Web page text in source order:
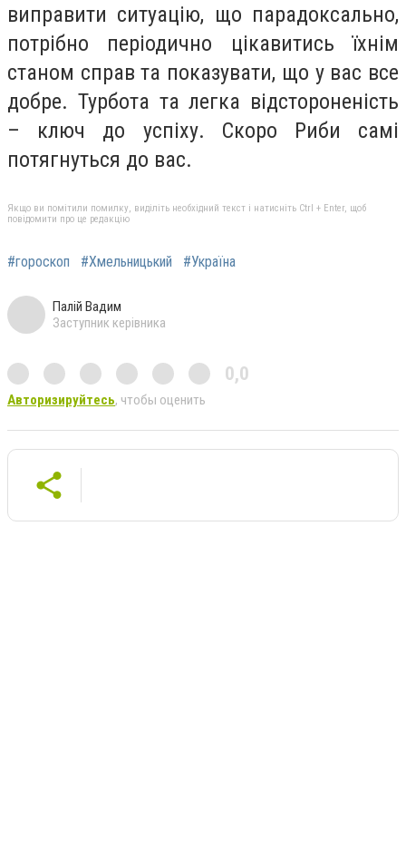
виправити ситуацію, що парадоксально,
потрібно періодично цікавитись їхнім
станом справ та показувати, що у вас все
добре. Турбота та легка відстороненість
– ключ до успіху. Скоро Риби самі
потягнуться до вас.
Якщо ви помітили помилку, виділіть необхідний текст і натисніть Ctrl + Enter, щоб
повідомити про це редакцію
#гороскоп #Хмельницький #Україна
Палій Вадим
Заступник керівника
0,0
Авторизируйтесь, чтобы оценить